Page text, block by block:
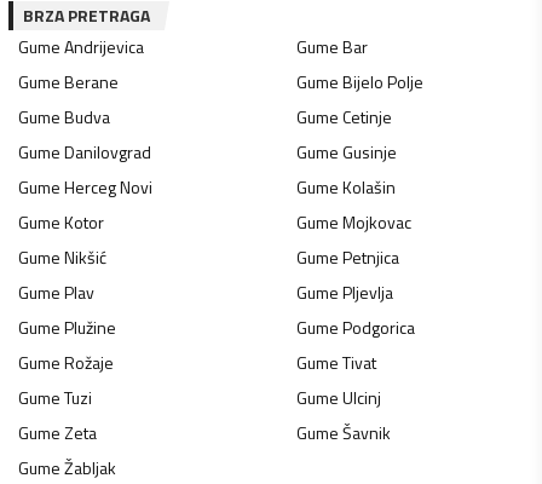
BRZA PRETRAGA
GumeAndrijevica GumeBar
GumeBerane GumeBijelo Polje
GumeBudva GumeCetinje
GumeDanilovgrad GumeGusinje
GumeHerceg Novi GumeKolašin
GumeKotor GumeMojkovac
GumeNikšić GumePetnjica
GumePlav GumePljevlja
GumePlužine GumePodgorica
GumeRožaje GumeTivat
GumeTuzi GumeUlcinj
GumeZeta GumeŠavnik
GumeŽabljak